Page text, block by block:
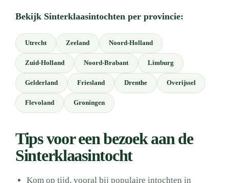
Bekijk Sinterklaasintochten per provincie:
Utrecht Zeeland Noord-Holland
Zuid-Holland Noord-Brabant Limburg
Gelderland Friesland Drenthe Overijssel
Flevoland Groningen
Tips voor een bezoek aan de
Sinterklaasintocht
Kom op tijd, vooral bij populaire intochten in